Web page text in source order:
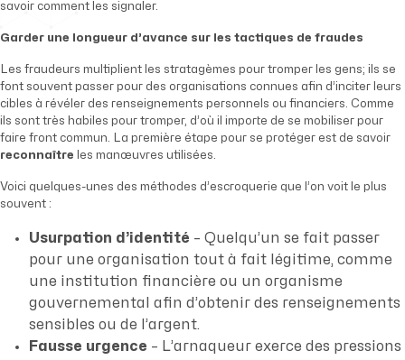
savoir comment les signaler.
Garder une longueur d’avance sur les tactiques de fraudes
Les fraudeurs multiplient les stratagèmes pour tromper les gens; ils se
font souvent passer pour des organisations connues afin d’inciter leurs
cibles à révéler des renseignements personnels ou financiers. Comme
ils sont très habiles pour tromper, d’où il importe de se mobiliser pour
faire front commun. La première étape pour se protéger est de savoir
reconnaître les manœuvres utilisées.
Voici quelques-unes des méthodes d’escroquerie que l’on voit le plus
souvent :
Usurpation d’identité – Quelqu’un se fait passer
pour une organisation tout à fait légitime, comme
une institution financière ou un organisme
gouvernemental afin d’obtenir des renseignements
sensibles ou de l’argent.
Fausse urgence – L’arnaqueur exerce des pressions